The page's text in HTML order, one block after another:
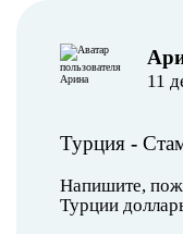
11
Турция -
Напишите,
Турции